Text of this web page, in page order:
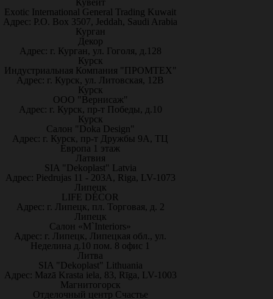
Кувейт
Exotic International General Trading Kuwait
Адрес: P.O. Box 3507, Jeddah, Saudi Arabia
Курган
Декор
Адрес: г. Курган, ул. Гоголя, д.128
Курск
Индустриальная Компания "ПРОМТЕХ"
Адрес: г. Курск, ул. Литовская, 12В
Курск
ООО "Вернисаж"
Адрес: г. Курск, пр-т Победы, д.10
Курск
Салон "Doka Design"
Адрес: г. Курск, пр-т Дружбы 9А, ТЦ
Европа 1 этаж
Латвия
SIA "Dekoplast" Latvia
Адрес: Piedrujas 11 - 203A, Riga, LV-1073
Липецк
LIFE DÉCOR
Адрес: г. Липецк, пл. Торговая, д. 2
Липецк
Салон «M`Interiors»
Адрес: г. Липецк, Липецкая обл., ул.
Неделина д.10 пом. 8 офис 1
Литва
SIA "Dekoplast" Lithuania
Адрес: Mazā Krasta iela, 83, Rīga, LV-1003
Магнитогорск
Отделочный центр Счастье